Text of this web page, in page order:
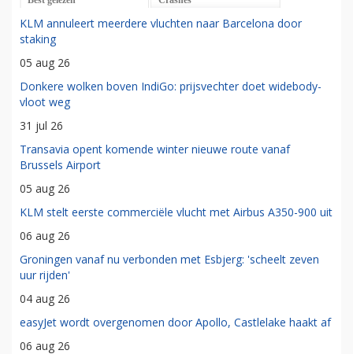
KLM annuleert meerdere vluchten naar Barcelona door
staking
05 aug 26
Donkere wolken boven IndiGo: prijsvechter doet widebody-
vloot weg
31 jul 26
Transavia opent komende winter nieuwe route vanaf
Brussels Airport
05 aug 26
KLM stelt eerste commerciële vlucht met Airbus A350-900 uit
06 aug 26
Groningen vanaf nu verbonden met Esbjerg: 'scheelt zeven
uur rijden'
04 aug 26
easyJet wordt overgenomen door Apollo, Castlelake haakt af
06 aug 26